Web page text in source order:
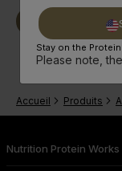
Acheter
Accueil Produits
Nutrition Protein Works
Stay on the Protein
Please note,